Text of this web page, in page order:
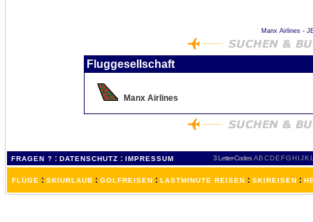
Manx Airlines -
Fluggesellschaft
Manx Airlines
FRAGEN ? : DATENSCHUTZ : IMPRESSUM 3 Letter-Codes ABCDEFGH IJKL
FLÜGE : SKIURLAUB : GOLFREISEN : LASTMINUTE REISEN : SKIREISEN :